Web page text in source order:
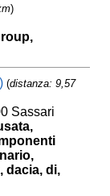
)
(distanza: 9,57
Sassari
dacia, di,